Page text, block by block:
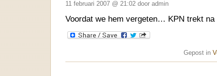
11 februari 2007 @ 21:02 door admin
Voordat we hem vergeten… KPN trekt
Gepost in